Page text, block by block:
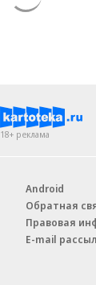
18+ реклама
Android
Обратная
Правовая
E-mail